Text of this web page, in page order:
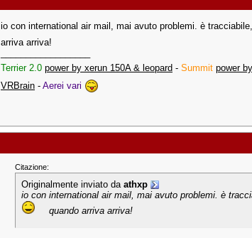
io con international air mail, mai avuto problemi. è
arriva arriva!
Terrier 2.0 power by xerun 150A & leopard - Summit power
VRBrain - Aerei vari
Citazione:
Originalmente inviato da athxp
io con international air mail, mai avuto problemi. è
quando arriva arriva!